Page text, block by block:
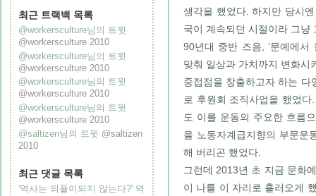
최근 트랙백 목록
@workersculture님의 트윗
@workersculture 2010
@workersculture님의 트윗
@workersculture 2010
@workersculture님의 트윗
@workersculture 2010
@workersculture님의 트윗
@workersculture 2010
@saltizen님의 트윗 @saltizen
2010
최근 댓글 목록
'역사는 되풀이되지 않는다?' 역
생각을 했었다. 하지만 당시
국이 계속되던 시절이라 그냥
90년대 중반 즈음, ‘문예에서
맞춰 일상과 가치까지 변화시
중접점을 창출하고자 하는
로 후원회 조직사업을 했었
도 이를 운동의 주요한 흐름
을 노동자계급지향의 부문운
해 버리곤 했었다.
그런데 2013년 초 지금 문화
이 나를 이 자리로 흘러오게